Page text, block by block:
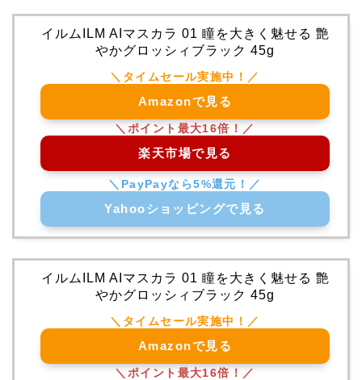
イルムILM AIマスカラ 01 瞳を大きく魅せる 艶
やかグロッシィブラック 45g
Amazonで見る
楽天市場で見る
Yahooショッピングで見る
イルムILM AIマスカラ 01 瞳を大きく魅せる 艶
やかグロッシィブラック 45g
Amazonで見る